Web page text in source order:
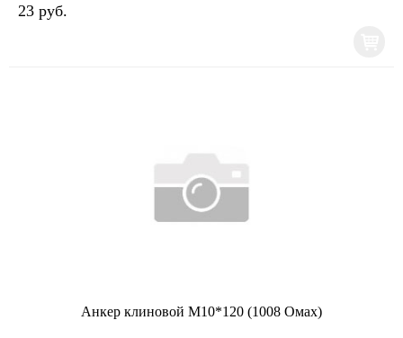
23 руб.
Анкер клиновой М10*120 (1008 Омах)